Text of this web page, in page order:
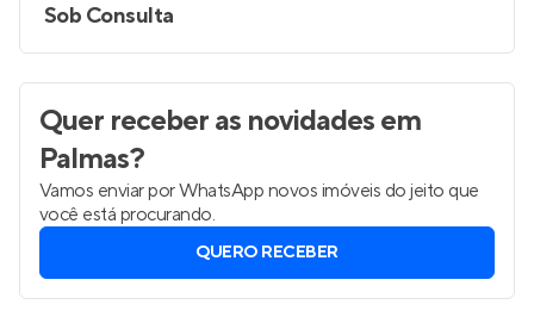
Sob Consulta
Quer receber as novidadesem
Palmas?
Vamos enviar por WhatsApp novos imóveis do jeito que
você está procurando.
QUERO RECEBER